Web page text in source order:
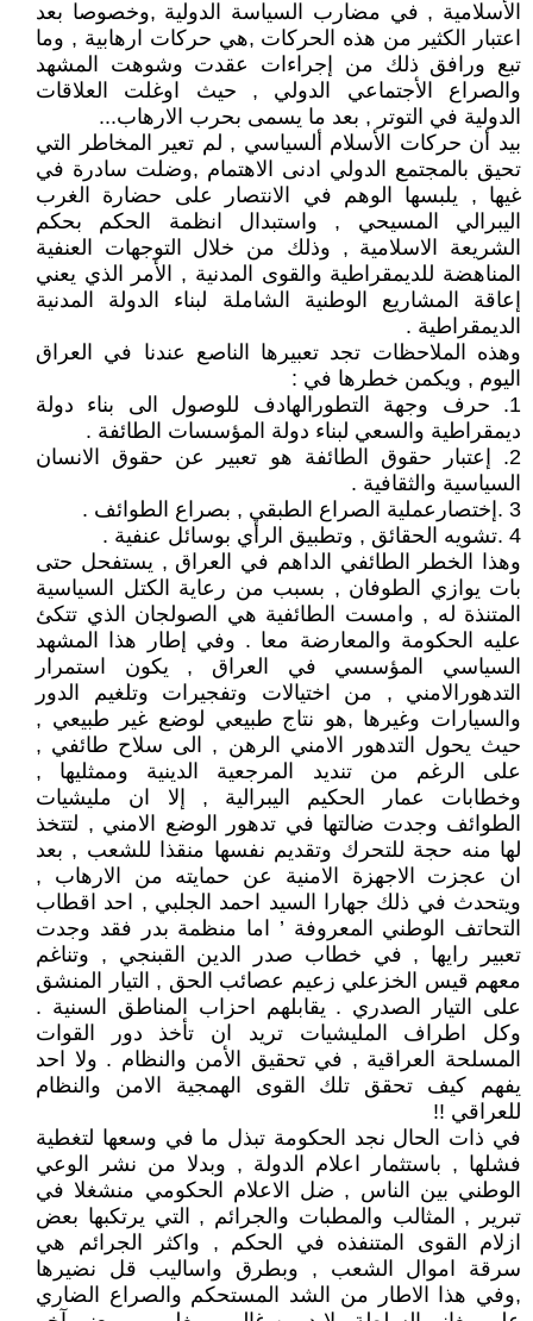
الأسلامية , في مضارب السياسة الدولية ,وخصوصا بعد
اعتبار الكثير من هذه الحركات ,هي حركات ارهابية , وما
تبع ورافق ذلك من إجراءات عقدت وشوهت المشهد
والصراع الأجتماعي الدولي , حيث اوغلت العلاقات
الدولية في التوتر , بعد ما يسمى بحرب الارهاب...
بيد أن حركات الأسلام ألسياسي , لم تعير المخاطر التي
تحيق بالمجتمع الدولي ادنى الاهتمام ,وضلت سادرة في
غيها , يلبسها الوهم في الانتصار على حضارة الغرب
اليبرالي المسيحي , واستبدال انظمة الحكم بحكم
الشريعة الاسلامية , وذلك من خلال التوجهات العنفية
المناهضة للديمقراطية والقوى المدنية , الأمر الذي يعني
إعاقة المشاريع الوطنية الشاملة لبناء الدولة المدنية
الديمقراطية .
وهذه الملاحظات تجد تعبيرها الناصع عندنا في العراق
اليوم , ويكمن خطرها في :
1. حرف وجهة التطورالهادف للوصول الى بناء دولة
ديمقراطية والسعي لبناء دولة المؤسسات الطائفة .
2. إعتبار حقوق الطائفة هو تعبير عن حقوق الانسان
السياسية والثقافية .
3 .إختصارعملية الصراع الطبقي , بصراع الطوائف .
4 .تشويه الحقائق , وتطبيق الرأي بوسائل عنفية .
وهذا الخطر الطائفي الداهم في العراق , يستفحل حتى
بات يوازي الطوفان , بسبب من رعاية الكتل السياسية
المتنذة له , وامست الطائفية هي الصولجان الذي تتكئ
عليه الحكومة والمعارضة معا . وفي إطار هذا المشهد
السياسي المؤسسي في العراق , يكون استمرار
التدهورالامني , من اختيالات وتفجيرات وتلغيم الدور
والسيارات وغيرها ,هو نتاج طبيعي لوضع غير طبيعي ,
حيث يحول التدهور الامني الرهن , الى سلاح طائفي ,
على الرغم من تنديد المرجعية الدينية وممثليها ,
وخطابات عمار الحكيم اليبرالية , إلا ان مليشيات
الطوائف وجدت ضالتها في تدهور الوضع الامني , لتتخذ
لها منه حجة للتحرك وتقديم نفسها منقذا للشعب , بعد
ان عجزت الاجهزة الامنية عن حمايته من الارهاب ,
ويتحدث في ذلك جهارا السيد احمد الجلبي , احد اقطاب
التحاتف الوطني المعروفة ’ اما منظمة بدر فقد وجدت
تعبير رايها , في خطاب صدر الدين القبنجي , وتناغم
معهم قيس الخزعلي زعيم عصائب الحق , التيار المنشق
على التيار الصدري . يقابلهم احزاب المناطق السنية .
وكل اطراف المليشيات تريد ان تأخذ دور القوات
المسلحة العراقية , في تحقيق الأمن والنظام . ولا احد
يفهم كيف تحقق تلك القوى الهمجية الامن والنظام
للعراقي !!
في ذات الحال نجد الحكومة تبذل ما في وسعها لتغطية
فشلها , باستثمار اعلام الدولة , وبدلا من نشر الوعي
الوطني بين الناس , ضل الاعلام الحكومي منشغلا في
تبرير , المثالب والمطبات والجرائم , التي يرتكبها بعض
ازلام القوى المتنفذه في الحكم , واكثر الجرائم هي
سرقة اموال الشعب , وبطرق واساليب قل نضيرها
,وفي هذا الاطار من الشد المستحكم والصراع الضاري